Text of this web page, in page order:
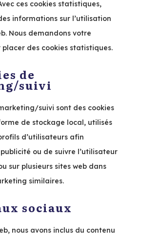
ces cookies statistiques,
informations sur l’utilisation
Nous demandons votre
placer des cookies statistiques.
de
suivi
suivi sont des cookies
de stockage local, utilisés
d’utilisateurs afin
ou de suivre l’utilisateur
sur plusieurs sites web dans
similaires.
sociaux
nous avons inclus du contenu